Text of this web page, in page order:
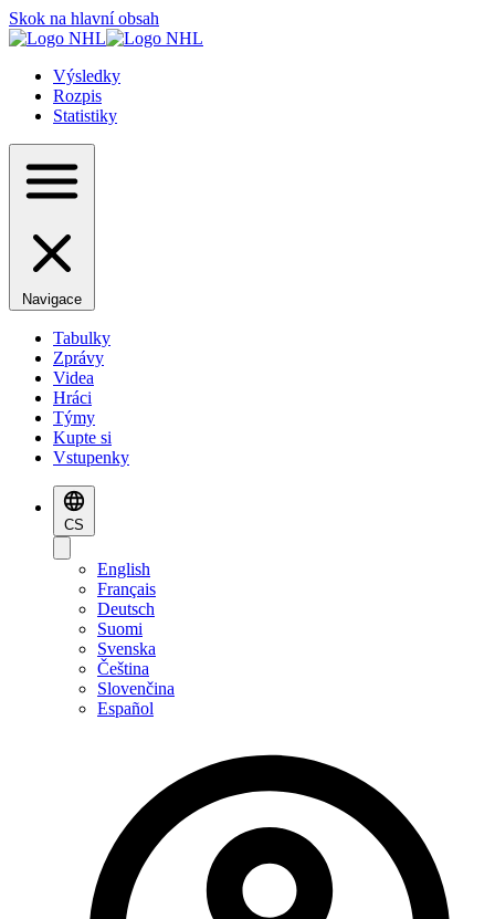
Skok na hlavní obsah
Výsledky
Rozpis
Statistiky
Navigace
Tabulky
Zprávy
Videa
Hráci
Týmy
Kupte si
Vstupenky
CS
English
Français
Deutsch
Suomi
Svenska
Čeština
Slovenčina
Español